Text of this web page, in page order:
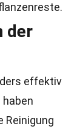
der
effektiv
haben
Reinigung